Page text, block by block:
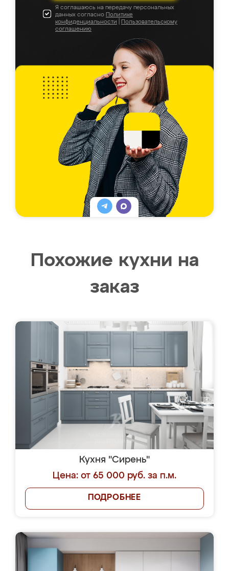
Я соглашаюсь на передачу персональных
данных согласно Политике
конфиденциальности
Пользовательскому
соглашению
Похожие кухни на
заказ
Кухня "Сирень"
Цена: от 65 000 руб. за п.м.
ПОДРОБНЕЕ